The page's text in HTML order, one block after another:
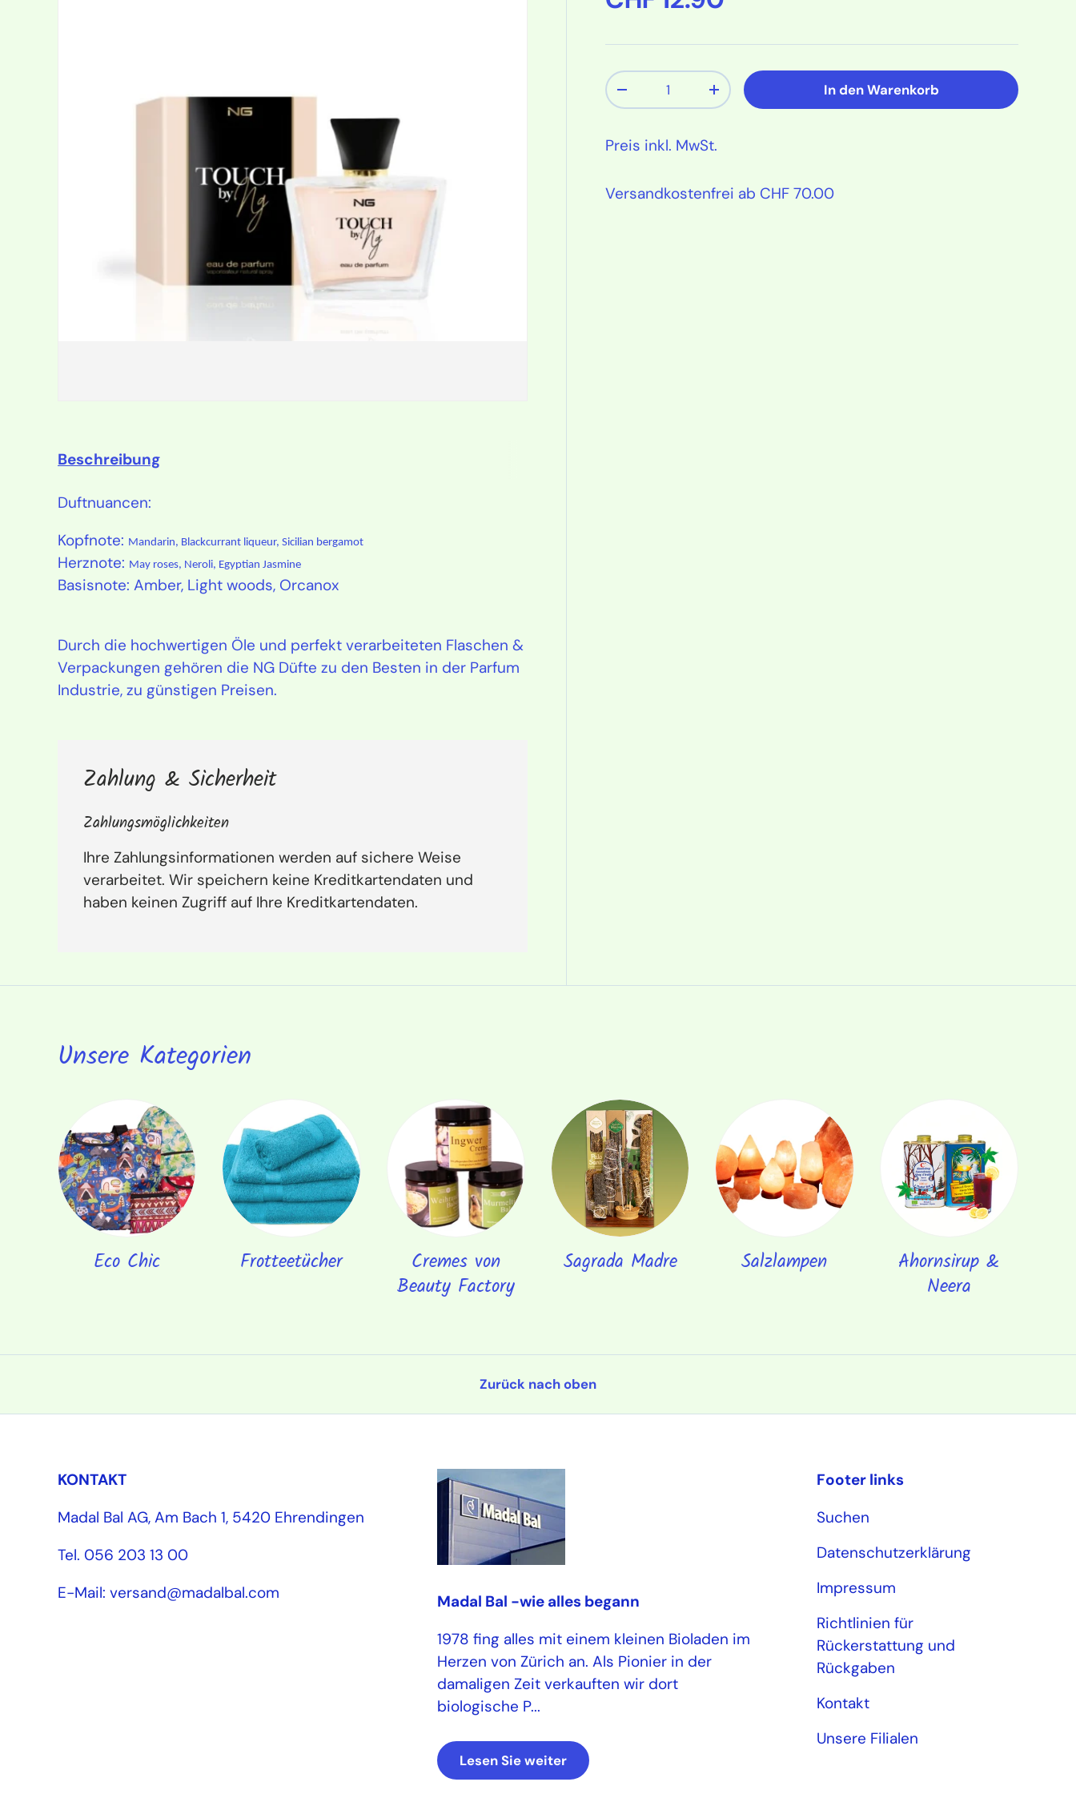
Anzahl
Menge verringernMenge erhöhen In den Warenkorb
Preis inkl. MwSt.
Versandkostenfrei ab CHF 70.00
Beschreibung
Duftnuancen:
Kopfnote: Mandarin, Blackcurrant liqueur, Sicilian bergamot
Herznote: May roses, Neroli, Egyptian Jasmine
Basisnote: Amber, Light woods, Orcanox
Durch die hochwertigen Öle und perfekt verarbeiteten Flaschen &
Verpackungen gehören die NG Düfte zu den Besten in der Parfum
Industrie, zu günstigen Preisen.
Zahlung & Sicherheit
Zahlungsmöglichkeiten
Ihre Zahlungsinformationen werden auf sichere Weise
verarbeitet. Wir speichern keine Kreditkartendaten und
haben keinen Zugriff auf Ihre Kreditkartendaten.
Unsere Kategorien
Eco Chic Frotteetücher
Cremes von
Beauty Factory
Sagrada Madre Salzlampen
Ahornsirup &
Neera
Zurück nach oben
KONTAKT
Madal Bal AG, Am Bach 1, 5420 Ehrendingen
Tel. 056 203 13 00
E-Mail: versand@madalbal.com
Madal Bal -wie alles begann
1978 fing alles mit einem kleinen Bioladen im
Herzen von Zürich an. Als Pionier in der
damaligen Zeit verkauften wir dort
biologische P...
Lesen Sie weiter
Footer links
Suchen
Datenschutzerklärung
Impressum
Richtlinien für
Rückerstattung und
Rückgaben
Kontakt
Unsere Filialen